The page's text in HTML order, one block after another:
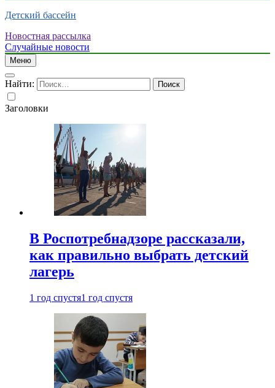
Детский бассейн
Новостная рассылка
Случайные новости
Меню
Найти:
Заголовки
В Роспотребнадзоре рассказали,
как правильно выбрать детский
лагерь
1 год спустя1 год спустя